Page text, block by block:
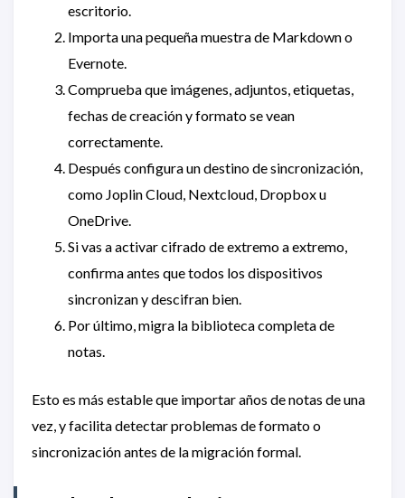
escritorio.
Importa una pequeña muestra de Markdown o
Evernote.
Comprueba que imágenes, adjuntos, etiquetas,
fechas de creación y formato se vean
correctamente.
Después configura un destino de sincronización,
como Joplin Cloud, Nextcloud, Dropbox u
OneDrive.
Si vas a activar cifrado de extremo a extremo,
confirma antes que todos los dispositivos
sincronizan y descifran bien.
Por último, migra la biblioteca completa de
notas.
Esto es más estable que importar años de notas de una
vez, y facilita detectar problemas de formato o
sincronización antes de la migración formal.